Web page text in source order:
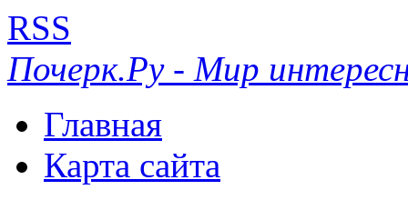
RSS
Почерк.Ру - Мир
Главная
Карта сайта